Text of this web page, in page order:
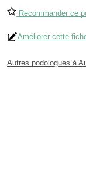
Recommander ce
Améliorer cette
Autres podologues à